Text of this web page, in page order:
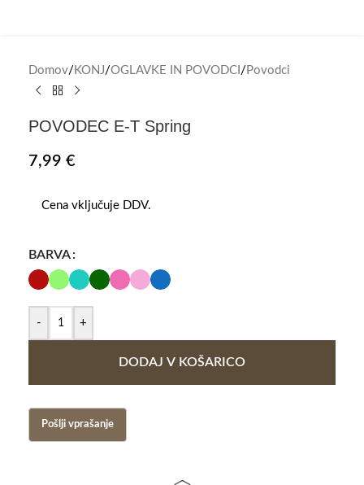
Domov/ KONJ/OGLAVKE IN POVODCI / Povodci
POVODEC E-T Spring
7,99 €
Cena vključuje DDV.
BARVA
- +
DODAJ V KOŠARICO